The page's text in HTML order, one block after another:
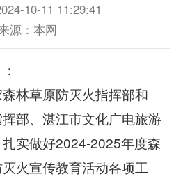
10-11 11:29:41
源：本网
林草原防灭火指挥部和
部、湛江市文化广电旅游
实做好2024-2025年度森
火宣传教育活动各项工